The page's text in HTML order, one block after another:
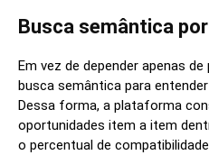
Busca semântica
Em vez de depender apenas
busca semântica para
Dessa forma, a plataforma
oportunidades item a item
o percentual de